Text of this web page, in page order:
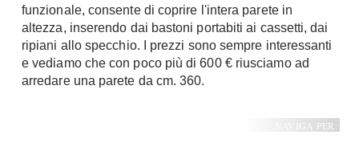
funzionale, consente di coprire l'intera parete in
altezza, inserendo dai bastoni portabiti ai cassetti, dai
ripiani allo specchio. I prezzi sono sempre interessanti
e vediamo che con poco più di 600 € riusciamo ad
arredare una parete da cm. 360.
NAVIGA PER: